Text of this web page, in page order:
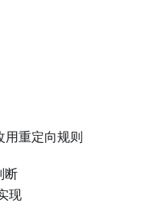
用重定向规则
断
现